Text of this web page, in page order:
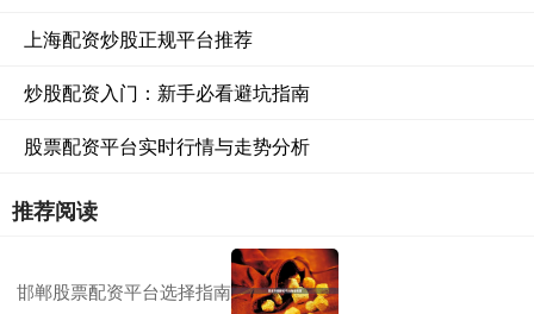
上海配资炒股正规平台推荐
炒股配资入门：新手必看避坑指南
股票配资平台实时行情与走势分析
推荐阅读
邯郸股票配资平台选择指南